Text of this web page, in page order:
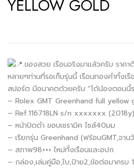
YELLOW GOLD
.ของสวย เรือนจริงมาแล้วครับ ราคา
หลายๆท่านที่รอเก็บรุ่นนี้ เรือนทองคำทั้งเรื
สปอร์ต มีอนาคตด้วยครับ ”ได้น้องตอนนี้
– Rolex GMT Greenhand full yellow
– Ref.116718LN s/n xxxxxxx (2018y)
– หน้าปัดดำ ขอบเซรามิค ไซส์40มม
– เรียกรุ่น Greenhand (ฟร้อนGMT,จาน
– สภาพ98+++ ใหม่ทั้งเรือนและอปก
– กล่อง,เล่มคู่มือ,ใบ,ป้าย2,ข้อต่อมาครบ